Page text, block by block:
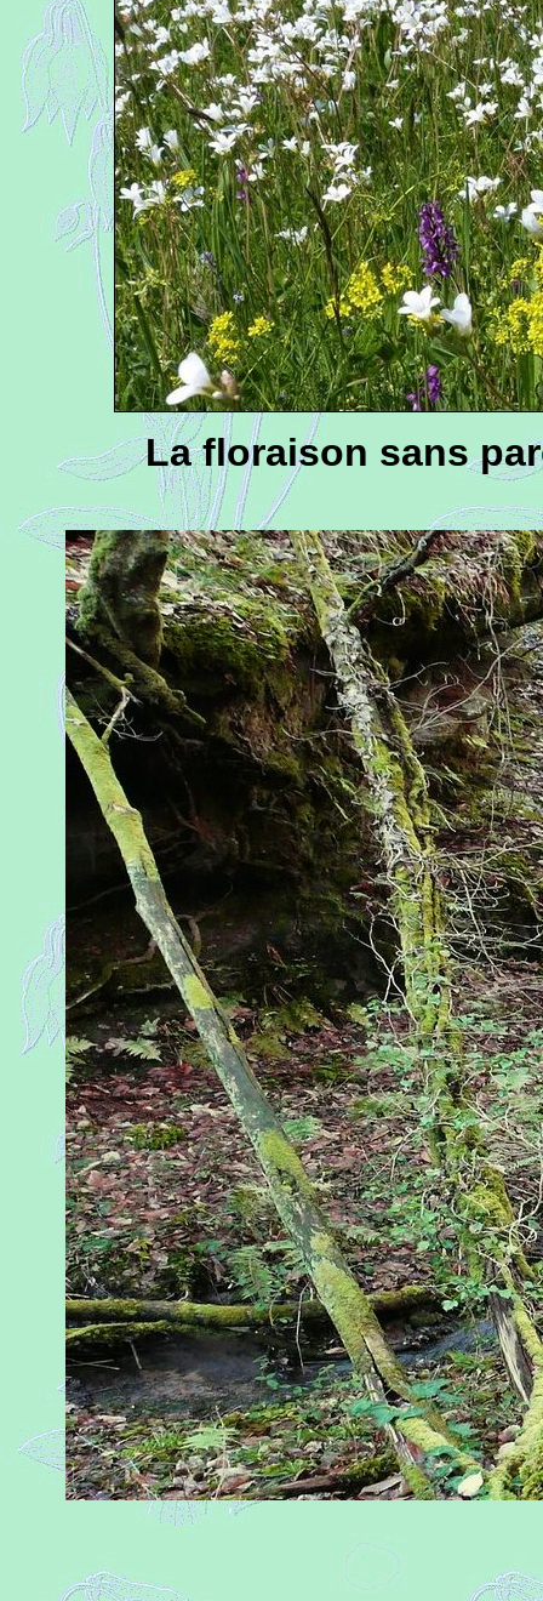
La floraison sans